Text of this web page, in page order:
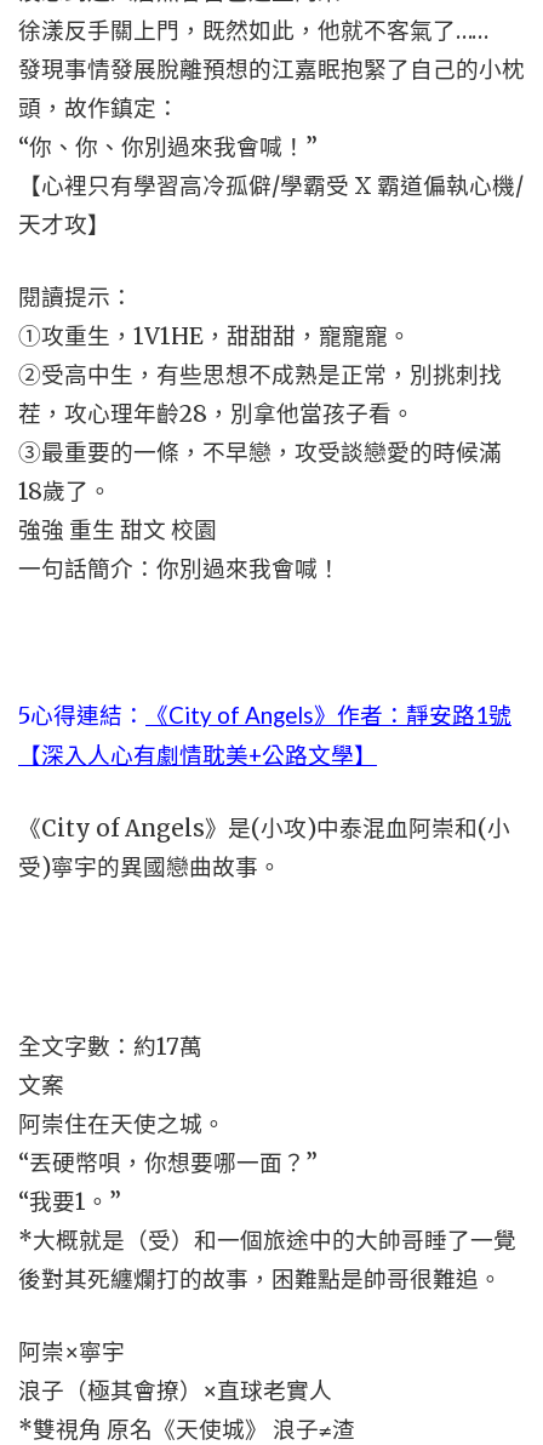
徐漾反手關上門，既然如此，他就不客氣了……
發現事情發展脫離預想的江嘉眠抱緊了自己的小枕
頭，故作鎮定：
“你、你、你別過來我會喊！”
【心裡只有學習高冷孤僻/學霸受 X 霸道偏執心機/
天才攻】
閱讀提示：
①攻重生，1V1HE，甜甜甜，寵寵寵。
②受高中生，有些思想不成熟是正常，別挑刺找
茬，攻心理年齡28，別拿他當孩子看。
③最重要的一條，不早戀，攻受談戀愛的時候滿
18歲了。
強強 重生 甜文 校園
一句話簡介：你別過來我會喊！
5心得連結：
《City of Angels》作者：靜安路1號
【深入人心有劇情耽美+公路文學】
《City of Angels》是(小攻)中泰混血阿崇和(小
受)寧宇的異國戀曲故事。
全文字數：約17萬
文案
阿崇住在天使之城。
“丟硬幣唄，你想要哪一面？”
“我要1。”
*大概就是（受）和一個旅途中的大帥哥睡了一覺
後對其死纏爛打的故事，困難點是帥哥很難追。
阿崇×寧宇
浪子（極其會撩）×直球老實人
*雙視角 原名《天使城》 浪子≠渣